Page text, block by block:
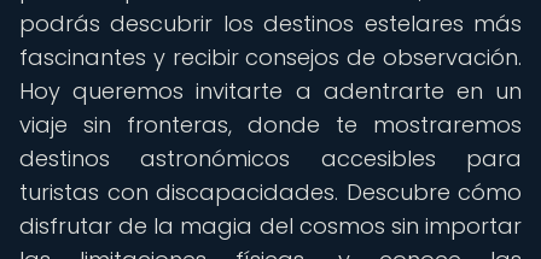
podrás descubrir los destinos estelares más
fascinantes y recibir consejos de observación.
Hoy queremos invitarte a adentrarte en un
viaje sin fronteras, donde te mostraremos
destinos astronómicos accesibles para
turistas con discapacidades. Descubre cómo
disfrutar de la magia del cosmos sin importar